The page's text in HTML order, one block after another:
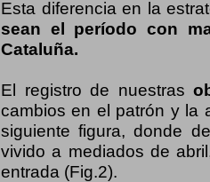
Esta diferencia en la
sean el período con
Cataluña.
El registro de nuestras
cambios en el patrón y la
siguiente figura, donde
vivido a mediados de
entrada (Fig.2).